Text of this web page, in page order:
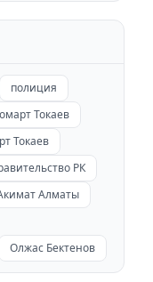
полиция
Токаев
Токаев
РК
Алматы
Олжас Бектенов